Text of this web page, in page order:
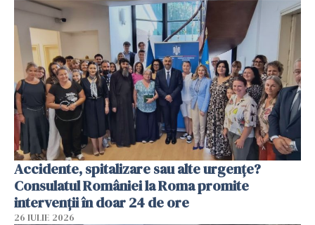
Accidente, spitalizare sau alte urgențe?
Consulatul României la Roma promite
intervenții în doar 24 de ore
26 IULIE 2026